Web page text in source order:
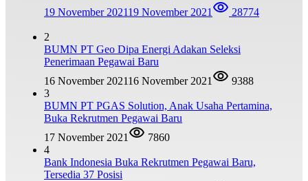
19 November 202119 November 2021 28774
2
BUMN PT Geo Dipa Energi Adakan Seleksi
Penerimaan Pegawai Baru
16 November 202116 November 2021
9388
3
BUMN PT PGAS Solution, Anak Usaha Pertamina,
Buka Rekrutmen Pegawai Baru
17 November 2021
7860
4
Bank Indonesia Buka Rekrutmen Pegawai Baru,
Tersedia 37 Posisi